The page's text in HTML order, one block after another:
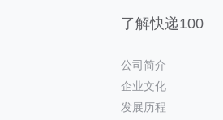
了解快递100
公司简介
企业文化
发展历程